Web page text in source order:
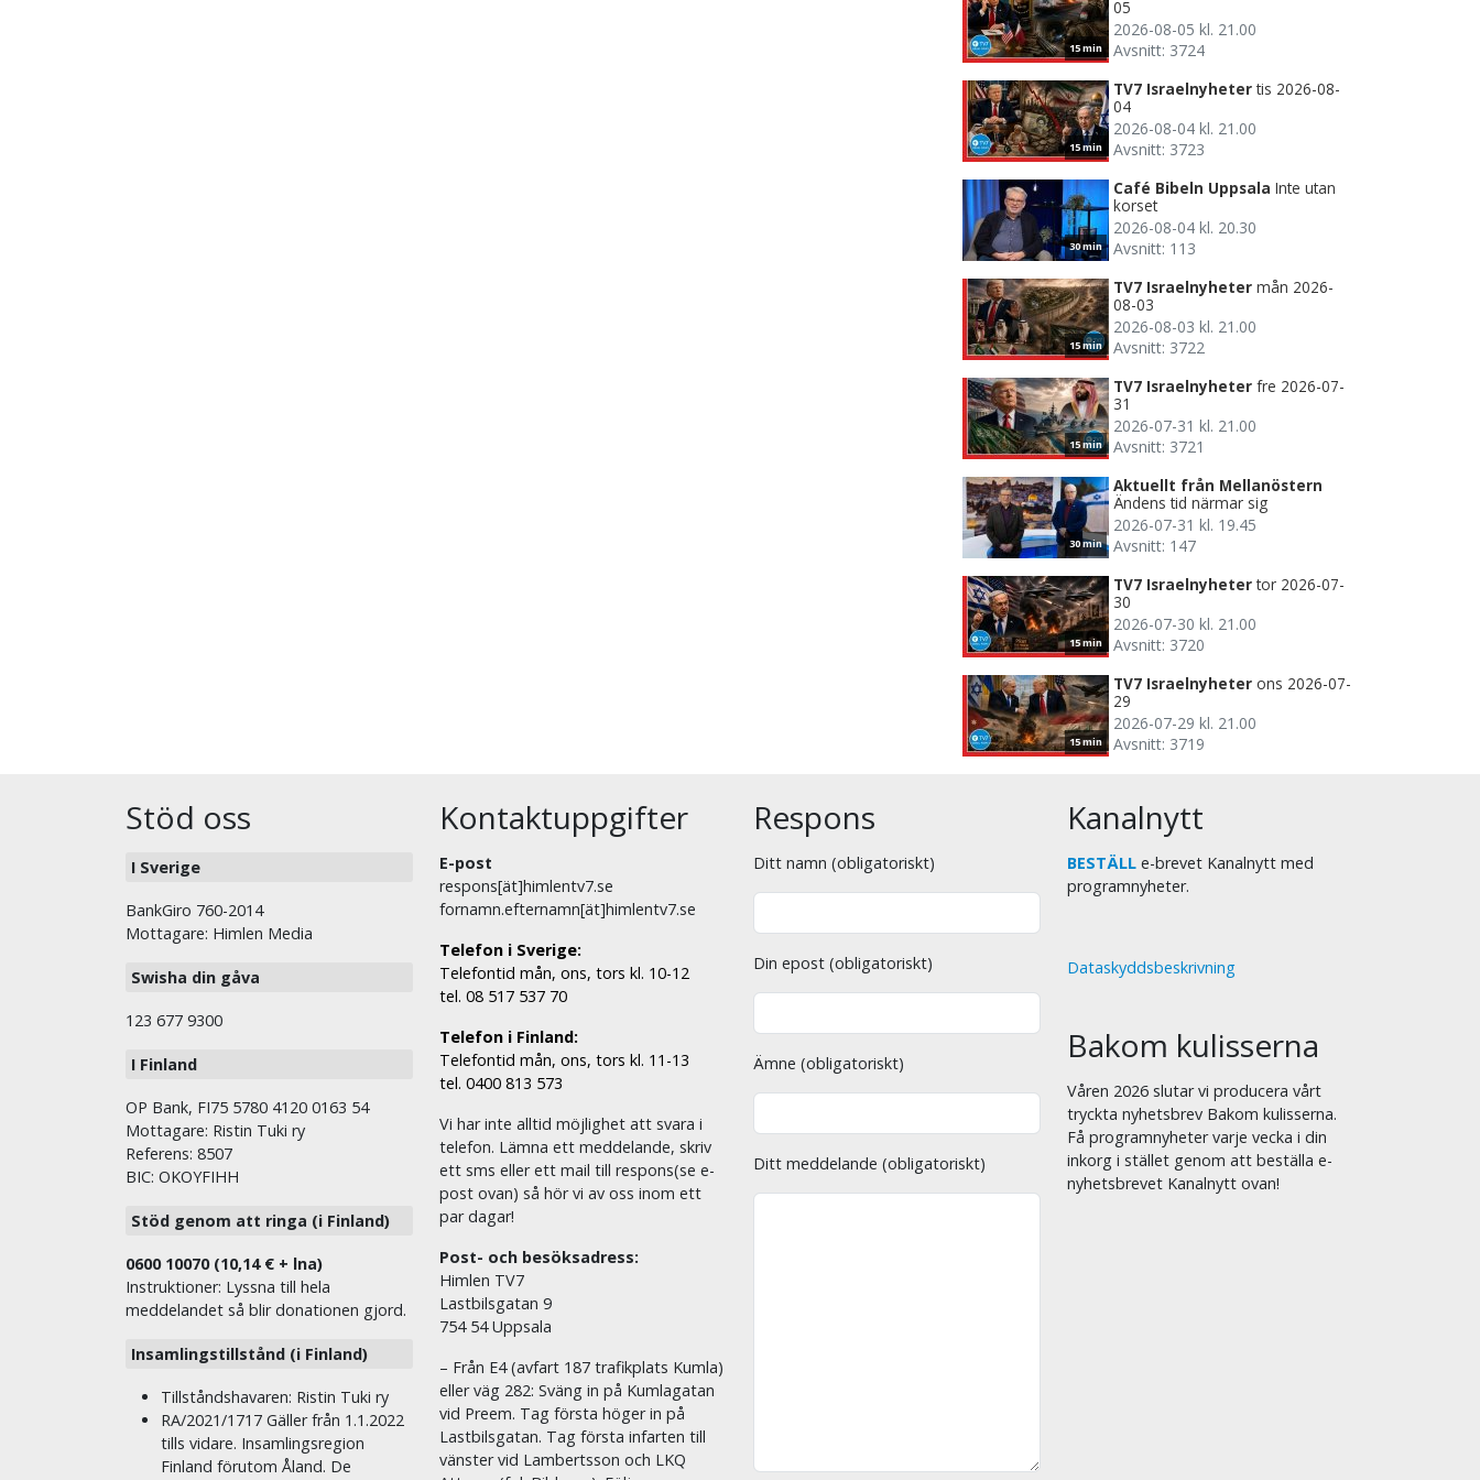
15 min
05
2026-08-05 kl. 21.00
Avsnitt: 3724
15 min
TV7 Israelnyheter tis 2026-08-
04
2026-08-04 kl. 21.00
Avsnitt: 3723
30 min
Café Bibeln Uppsala Inte utan
korset
2026-08-04 kl. 20.30
Avsnitt: 113
15 min
TV7 Israelnyheter mån 2026-
08-03
2026-08-03 kl. 21.00
Avsnitt: 3722
15 min
TV7 Israelnyheter fre 2026-07-
31
2026-07-31 kl. 21.00
Avsnitt: 3721
30 min
Aktuellt från Mellanöstern
Ändens tid närmar sig
2026-07-31 kl. 19.45
Avsnitt: 147
15 min
TV7 Israelnyheter tor 2026-07-
30
2026-07-30 kl. 21.00
Avsnitt: 3720
15 min
TV7 Israelnyheter ons 2026-07-
29
2026-07-29 kl. 21.00
Avsnitt: 3719
Stöd oss
I Sverige
BankGiro 760-2014
Mottagare: Himlen Media
Swisha din gåva
123 677 9300
I Finland
OP Bank, FI75 5780 4120 0163 54
Mottagare: Ristin Tuki ry
Referens: 8507
BIC: OKOYFIHH
Stöd genom att ringa (i Finland)
0600 10070 (10,14 € + lna)
Instruktioner: Lyssna till hela
meddelandet så blir donationen gjord.
Insamlingstillstånd (i Finland)
Tillståndshavaren: Ristin Tuki ry
RA/2021/1717 Gäller från 1.1.2022
tills vidare. Insamlingsregion
Finland förutom Åland. De
Kontaktuppgifter
E-post
respons[ät]himlentv7.se
fornamn.efternamn[ät]himlentv7.se
Telefon i Sverige:
Telefontid mån, ons, tors kl. 10-12
tel. 08 517 537 70
Telefon i Finland:
Telefontid mån, ons, tors kl. 11-13
tel. 0400 813 573
Vi har inte alltid möjlighet att svara i
telefon. Lämna ett meddelande, skriv
ett sms eller ett mail till respons(se e-
post ovan) så hör vi av oss inom ett
par dagar!
Post- och besöksadress:
Himlen TV7
Lastbilsgatan 9
754 54 Uppsala
– Från E4 (avfart 187 trafikplats Kumla)
eller väg 282: Sväng in på Kumlagatan
vid Preem. Tag första höger in på
Lastbilsgatan. Tag första infarten till
vänster vid Lambertsson och LKQ
Respons
Ditt namn (obligatoriskt)
Din epost (obligatoriskt)
Ämne (obligatoriskt)
Ditt meddelande (obligatoriskt)
Kanalnytt
BESTÄLL e-brevet Kanalnytt med
programnyheter.
Dataskyddsbeskrivning
Bakom kulisserna
Våren 2026 slutar vi producera vårt
tryckta nyhetsbrev Bakom kulisserna.
Få programnyheter varje vecka i din
inkorg i stället genom att beställa e-
nyhetsbrevet Kanalnytt ovan!